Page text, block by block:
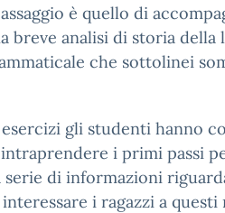
è quello di
breve analisi di storia della
che sottolinei
gli studenti hanno
i primi passi
serie di informazioni
i ragazzi a